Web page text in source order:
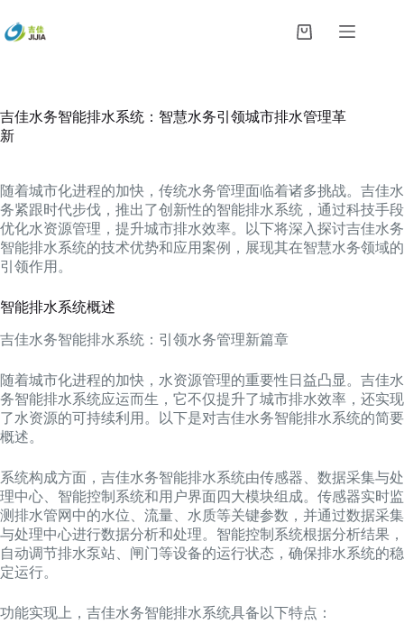
过
内
购
吉佳水务智能排水系统：智慧水务引领城市排水管理革
新
随着城市化进程的加快，传统水务管理面临着诸多挑战。吉佳水
务紧跟时代步伐，推出了创新性的智能排水系统，通过科技手段
优化水资源管理，提升城市排水效率。以下将深入探讨吉佳水务
智能排水系统的技术优势和应用案例，展现其在智慧水务领域的
引领作用。
智能排水系统概述
吉佳水务智能排水系统：引领水务管理新篇章
随着城市化进程的加快，水资源管理的重要性日益凸显。吉佳水
务智能排水系统应运而生，它不仅提升了城市排水效率，还实现
了水资源的可持续利用。以下是对吉佳水务智能排水系统的简要
概述。
系统构成方面，吉佳水务智能排水系统由传感器、数据采集与处
理中心、智能控制系统和用户界面四大模块组成。传感器实时监
测排水管网中的水位、流量、水质等关键参数，并通过数据采集
与处理中心进行数据分析和处理。智能控制系统根据分析结果，
自动调节排水泵站、闸门等设备的运行状态，确保排水系统的稳
定运行。
功能实现上，吉佳水务智能排水系统具备以下特点：